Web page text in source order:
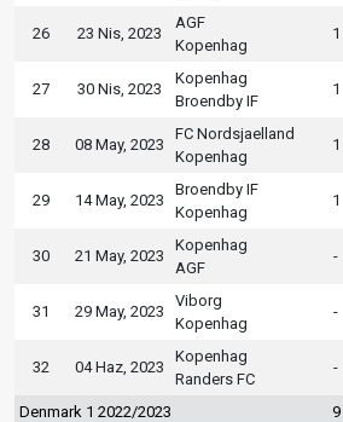
26 23 Nis, 2023
AGF
Kopenhag
1
27 30 Nis, 2023
Kopenhag
Broendby IF
1
28 08 May, 2023
FC Nordsjaelland
Kopenhag
1
29 14 May, 2023
Broendby IF
Kopenhag
1
30 21 May, 2023
Kopenhag
AGF
-
31 29 May, 2023
Viborg
Kopenhag
-
32 04 Haz, 2023
Kopenhag
Randers FC
-
Denmark 1 2022/2023 9